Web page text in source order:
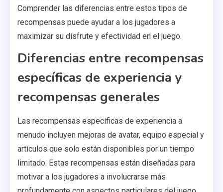
Comprender las diferencias entre estos tipos de
recompensas puede ayudar a los jugadores a
maximizar su disfrute y efectividad en el juego.
Diferencias entre recompensas
específicas de experiencia y
recompensas generales
Las recompensas específicas de experiencia a
menudo incluyen mejoras de avatar, equipo especial y
artículos que solo están disponibles por un tiempo
limitado. Estas recompensas están diseñadas para
motivar a los jugadores a involucrarse más